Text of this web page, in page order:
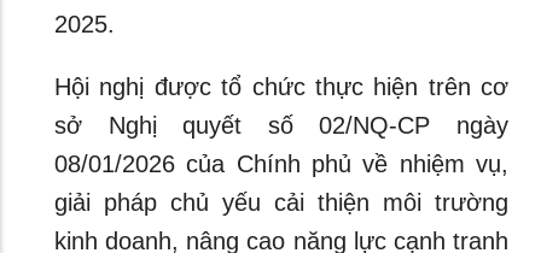
2025.
Hội nghị được tổ chức thực hiện trên cơ
sở Nghị quyết số 02/NQ-CP ngày
08/01/2026 của Chính phủ về nhiệm vụ,
giải pháp chủ yếu cải thiện môi trường
kinh doanh, nâng cao năng lực cạnh tranh